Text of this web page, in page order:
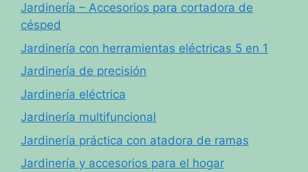
Jardinería – Accesorios para cortadora de
césped
Jardinería con herramientas eléctricas 5 en 1
Jardinería de precisión
Jardinería eléctrica
Jardinería multifuncional
Jardinería práctica con atadora de ramas
Jardinería y accesorios para el hogar